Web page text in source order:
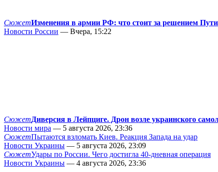
СюжетИзменения в армии РФ: что стоит за решением
Новости России — Вчера, 15:22
СюжетДиверсия в Лейпциге. Дрон возле украинского
Новости мира — 5 августа 2026, 23:36
СюжетПытаются взломать Киев. Реакция Запада на удар
Новости Украины — 5 августа 2026, 23:09
СюжетУдары по России. Чего достигла 40-дневная операция
Новости Украины — 4 августа 2026, 23:36